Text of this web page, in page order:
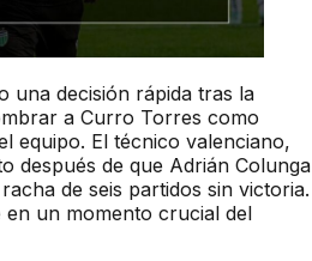
una decisión rápida tras la
a Curro Torres como
equipo. El técnico valenciano,
después de que Adrián Colunga
de seis partidos sin victoria.
en un momento crucial del